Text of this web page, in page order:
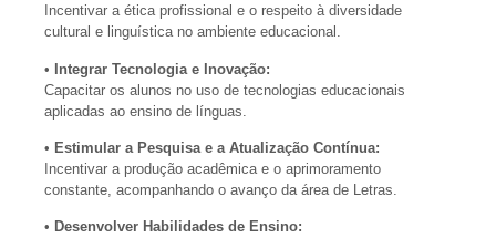
Incentivar a ética profissional e o respeito à diversidade
cultural e linguística no ambiente educacional.
• Integrar Tecnologia e Inovação:
Capacitar os alunos no uso de tecnologias educacionais
aplicadas ao ensino de línguas.
• Estimular a Pesquisa e a Atualização Contínua:
Incentivar a produção acadêmica e o aprimoramento
constante, acompanhando o avanço da área de Letras.
• Desenvolver Habilidades de Ensino: